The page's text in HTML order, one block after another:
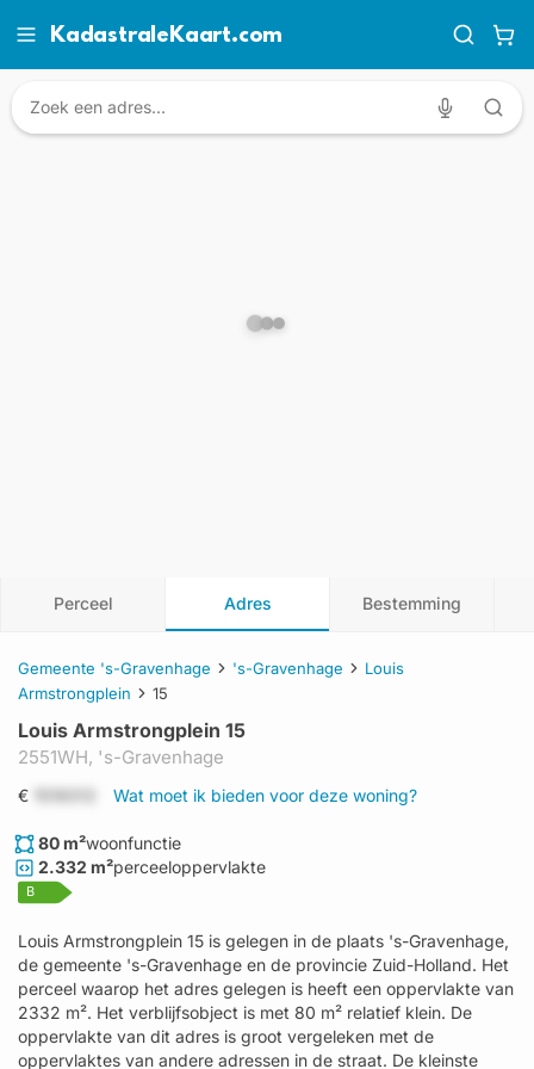
KadastraleKaart.com
Perceel Adres Bestemming
Gemeente 's-Gravenhage 's-Gravenhage
Louis
Armstrongplein
15
Louis Armstrongplein 15
2551WH, 's-Gravenhage
€ Wat moet ik bieden voor deze woning?
80 m²woonfunctie
2.332 m²perceeloppervlakte
B
Louis Armstrongplein 15 is gelegen in de plaats 's-Gravenhage,
de gemeente 's-Gravenhage en de provincie Zuid-Holland. Het
perceel waarop het adres gelegen is heeft een oppervlakte van
2332 m². Het verblijfsobject is met 80 m² relatief klein. De
oppervlakte van dit adres is groot vergeleken met de
oppervlaktes van andere adressen in de straat. De kleinste